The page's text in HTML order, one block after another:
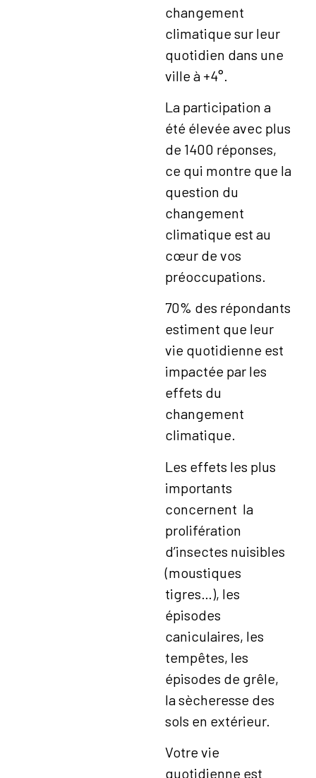
changement
climatique sur leur
quotidien dans une
ville à +4°.
La participation a
été élevée avec plus
de 1400 réponses,
ce qui montre que la
question du
changement
climatique est au
cœur de vos
préoccupations.
70% des répondants
estiment que leur
vie quotidienne est
impactée par les
effets du
changement
climatique.
Les effets les plus
importants
concernent la
prolifération
d’insectes nuisibles
(moustiques
tigres…), les
épisodes
caniculaires, les
tempêtes, les
épisodes de grêle,
la sècheresse des
sols en extérieur.
Votre vie
quotidienne est